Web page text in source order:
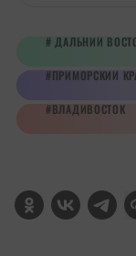
ДАЛЬНИЙ
ПРИМОРСКИЙ
ВЛАДИВОСТОК